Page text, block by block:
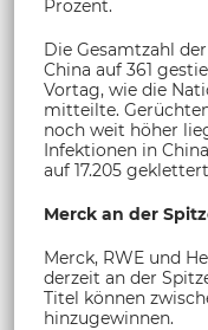
Prozent.
Die Gesamtzahl
China auf 361
Vortag, wie die
mitteilte.
noch weit höher
Infektionen in
auf 17.205
Merck an der
Merck, RWE und
derzeit an der
Titel können
hinzugewinnen.